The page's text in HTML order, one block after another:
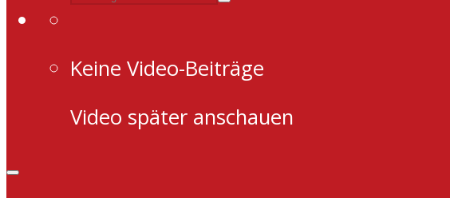
Keine Video-Beiträge
Video später anschauen